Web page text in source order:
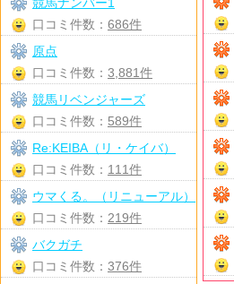
口コミ件数： 686件
原点
口コミ件数： 3,881件
競馬リベンジャーズ
口コミ件数： 589件
Re:KEIBA（リ・ケイバ）
口コミ件数： 111件
ウマくる。（リニューアル）
口コミ件数： 219件
バクガチ
口コミ件数： 376件